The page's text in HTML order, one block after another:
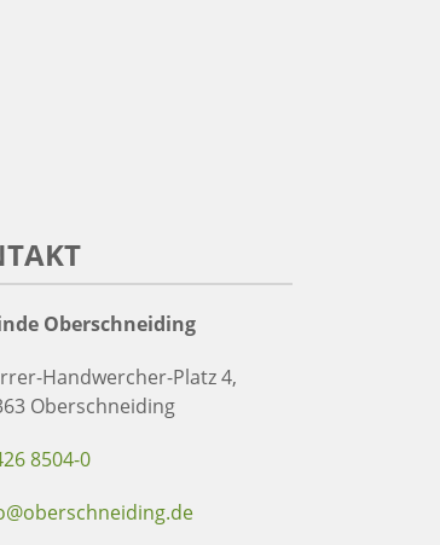
Oberschneiding
Handwercher-Platz 4,
Oberschneiding
8504-0